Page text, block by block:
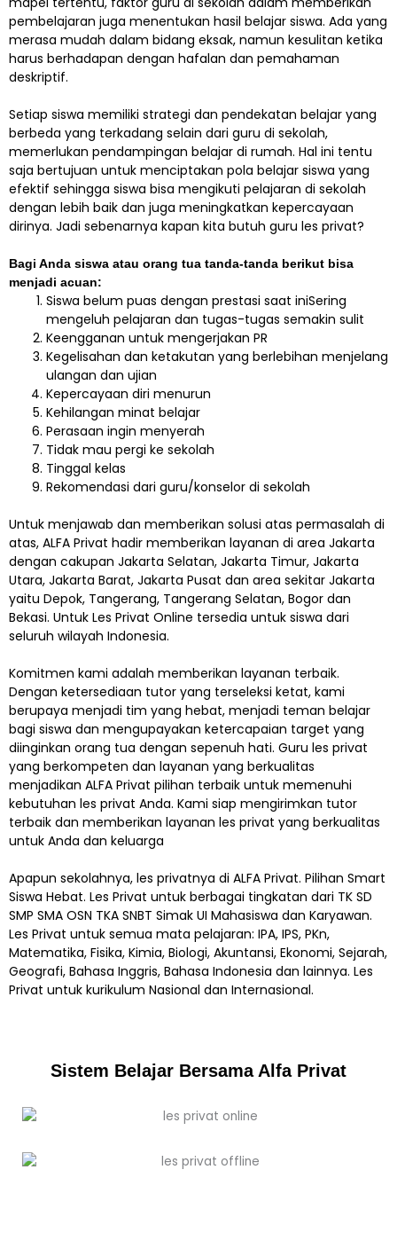
pembelajaran juga menentukan hasil belajar siswa. Ada yang
merasa mudah dalam bidang eksak, namun kesulitan ketika
harus berhadapan dengan hafalan dan pemahaman
deskriptif.
Setiap siswa memiliki strategi dan pendekatan belajar yang
berbeda yang terkadang selain dari guru di sekolah,
memerlukan pendampingan belajar di rumah. Hal ini tentu
saja bertujuan untuk menciptakan pola belajar siswa yang
efektif sehingga siswa bisa mengikuti pelajaran di sekolah
dengan lebih baik dan juga meningkatkan kepercayaan
dirinya. Jadi sebenarnya kapan kita butuh guru les privat?
Bagi Anda siswa atau orang tua tanda-tanda berikut bisa
menjadi acuan:
Siswa belum puas dengan prestasi saat iniSering
mengeluh pelajaran dan tugas-tugas semakin sulit
Keengganan untuk mengerjakan PR
Kegelisahan dan ketakutan yang berlebihan menjelang
ulangan dan ujian
Kepercayaan diri menurun
Kehilangan minat belajar
Perasaan ingin menyerah
Tidak mau pergi ke sekolah
Tinggal kelas
Rekomendasi dari guru/konselor di sekolah
Untuk menjawab dan memberikan solusi atas permasalah di
atas, ALFA Privat hadir memberikan layanan di area Jakarta
dengan cakupan Jakarta Selatan, Jakarta Timur, Jakarta
Utara, Jakarta Barat, Jakarta Pusat dan area sekitar Jakarta
yaitu Depok, Tangerang, Tangerang Selatan, Bogor dan
Bekasi. Untuk Les Privat Online tersedia untuk siswa dari
seluruh wilayah Indonesia.
Komitmen kami adalah memberikan layanan terbaik.
Dengan ketersediaan tutor yang terseleksi ketat, kami
berupaya menjadi tim yang hebat, menjadi teman belajar
bagi siswa dan mengupayakan ketercapaian target yang
diinginkan orang tua dengan sepenuh hati. Guru les privat
yang berkompeten dan layanan yang berkualitas
menjadikan ALFA Privat pilihan terbaik untuk memenuhi
kebutuhan les privat Anda. Kami siap mengirimkan tutor
terbaik dan memberikan layanan les privat yang berkualitas
untuk Anda dan keluarga
Apapun sekolahnya, les privatnya di ALFA Privat. Pilihan Smart
Siswa Hebat. Les Privat untuk berbagai tingkatan dari TK SD
SMP SMA OSN TKA SNBT Simak UI Mahasiswa dan Karyawan.
Les Privat untuk semua mata pelajaran: IPA, IPS, PKn,
Matematika, Fisika, Kimia, Biologi, Akuntansi, Ekonomi, Sejarah,
Geografi, Bahasa Inggris, Bahasa Indonesia dan lainnya. Les
Privat untuk kurikulum Nasional dan Internasional.
Sistem Belajar Bersama Alfa Privat